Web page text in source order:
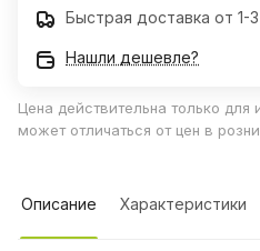
Быстрая доставка от 1-
Нашли дешевле?
Цена действительна только для
может отличаться от цен в
Описание Характеристики